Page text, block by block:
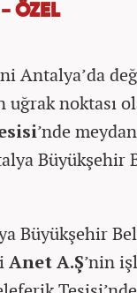
ÖZEL
Antalya’da
uğrak noktası
’nde
Büyükşehir
Büyükşehir
Anet A.Ş’nin